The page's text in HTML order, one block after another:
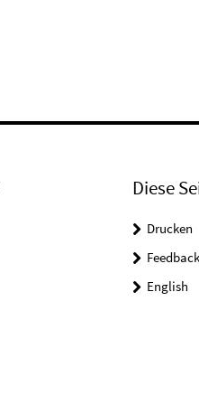
Diese
Drucken
Feedback
English